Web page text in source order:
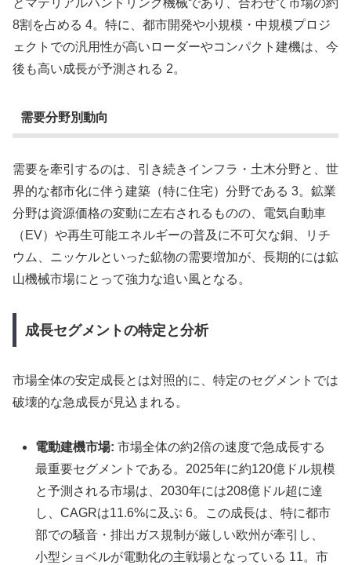
とマテリアルハンドリング機械であり、合わせて市場の約
8割を占める 4。特に、都市開発や小規模・中規模プロジ
ェクトでの汎用性が高いローダーやコンパクト建機は、今
後も高い成長が予測される 2。
需要分野別動向
需要を牽引するのは、引き続きインフラ・土木分野と、世
界的な都市化に伴う建築（特に住宅）分野である 3。鉱業
分野は資源価格の変動に左右されるものの、電気自動車
（EV）や再生可能エネルギーの普及に不可欠な銅、リチ
ウム、ニッケルといった鉱物の需要増加が、長期的には鉱
山機械市場にとって強力な追い風となる。
成長セグメントの特定と分析
市場全体の安定成長とは対照的に、特定のセグメントでは
破壊的な急成長が見込まれる。
電動建機市場: 市場全体の約2倍の速度で急成長する
最重要セグメントである。2025年に約120億ドル規模
と予測される市場は、2030年には208億ドル超に達
し、CAGRは11.6%に及ぶ 6。この成長は、特に都市
部での騒音・排出ガス規制が厳しい欧州が牽引し、
小型ショベルが電動化の主戦場となっている 11。市